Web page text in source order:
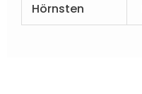
Hörnsten